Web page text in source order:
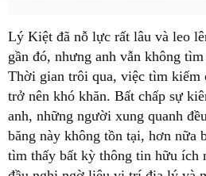
Lý Kiệt đã nỗ lực rất lâu và leo
gần đó, nhưng anh vẫn không
Thời gian trôi qua, việc tìm kiếm
trở nên khó khăn. Bất chấp sự
anh, những người xung quanh
băng này không tồn tại, hơn nữa
tìm thấy bất kỳ thông tin hữu ích